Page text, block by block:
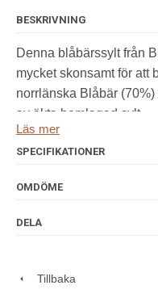
BESKRIVNING
Denna blåbärssylt från
mycket skonsamt för att
norrlänska Blåbär
av äkta hemlagad sylt.
Vikt: 120-900g
Öppnad burk förvaras kallt.
Läs mer
SPECIFIKATIONER
OMDÖME
DELA
Tillbaka